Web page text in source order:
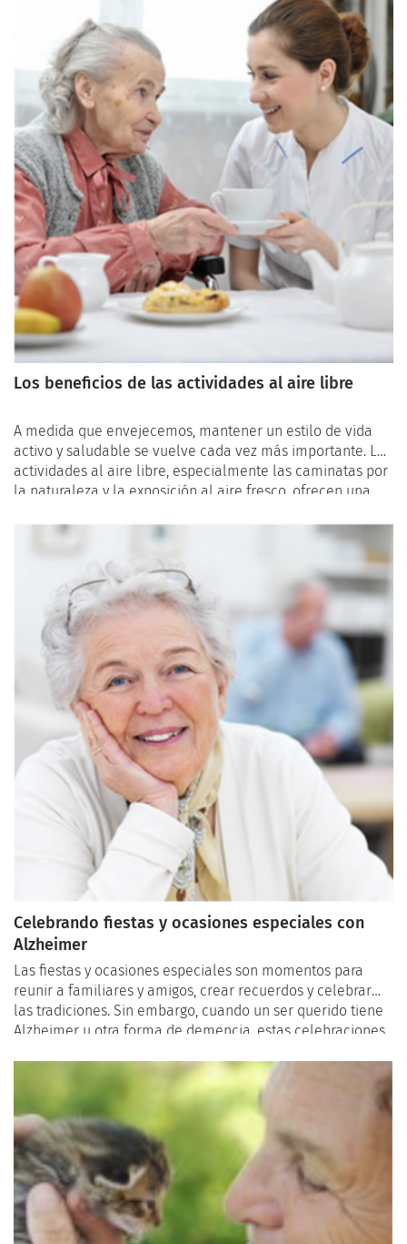
pueden ser terapéuticos y una forma de conectar con
otros. Aquí te presentamos algunas ideas sencillas y
disfrutables para que te inspires y crees tus propias obras
maestras.
Los beneficios de las actividades al aire libre
A medida que envejecemos, mantener un estilo de vida
activo y saludable se vuelve cada vez más importante. Las
actividades al aire libre, especialmente las caminatas por
la naturaleza y la exposición al aire fresco, ofrecen una
mayores. Desde mejorar el estado físico hasta beneficiar
la salud mental, explorar el mundo natural puede ser una
fuente de vitalidad y bienestar para los seniors.
Celebrando fiestas y ocasiones especiales con
Alzheimer
Las fiestas y ocasiones especiales son momentos para
reunir a familiares y amigos, crear recuerdos y celebrar
las tradiciones. Sin embargo, cuando un ser querido tiene
Alzheimer u otra forma de demencia, estas celebraciones
obstáculos, es posible celebrar de manera significativa y
crear nuevos recuerdos felices. Aquí hay algunas ideas y
consejos para hacer que las fiestas y ocasiones especiales
sean especiales para todos, especialmente para aquellos
que viven con Alzheimer.